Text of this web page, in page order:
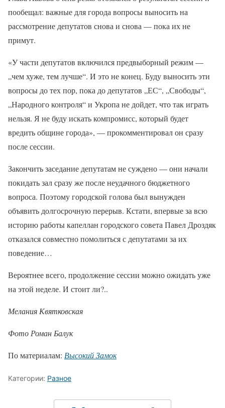
пообещал: важные для города вопросы выносить на
рассмотрение депутатов снова и снова — пока их не
примут.
«У части депутатов включился предвыборный режим —
„чем хуже, тем лучше“. И это не конец. Буду выносить эти
вопросы до тех пор, пока до депутатов „ЕС“, „Свободы“,
„Народного контроля“ и Укропа не дойдет, что так играть
нельзя. Я не буду искать компромисс, который будет
вредить общине города», — прокомментировал он сразу
после сессии.
Закончить заседание депутатам не суждено — они начали
покидать зал сразу же после неудачного бюджетного
вопроса. Поэтому городской голова был вынужден
объявить долгосрочную перерыв. Кстати, впервые за всю
историю работы капеллан городского совета Павел Дроздяк
отказался совместно помолиться с депутатами за их
поведение…
Вероятнее всего, продолжение сессии можно ожидать уже
на этой неделе. И стоит ли?..
Мелания Квятковская
Фото Роман Балук
По материалам: Высокий Замок
Категории: Разное